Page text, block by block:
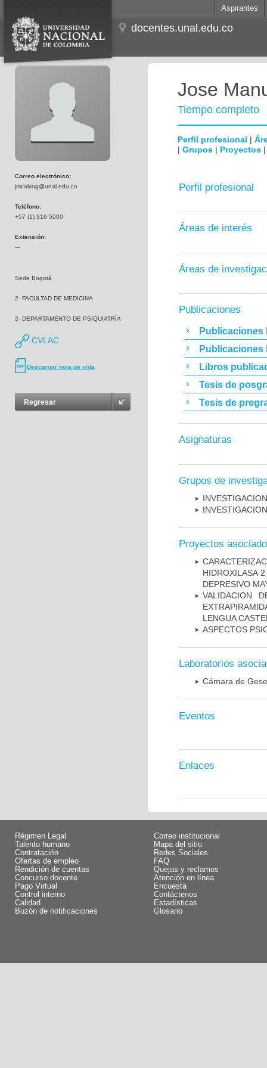
Aspirantes
docentes.unal.edu.co
Correo electrónico:
jmcalvog@unal.edu.co
Teléfono:
+57 (1) 316 5000
Extensión:
---
Sede Bogotá
2- FACULTAD DE MEDICINA
2- DEPARTAMENTO DE PSIQUIATRÍA
CVLAC
Descargar hoja de vida
Regresar
Jose
Tiempo completo
Perfil profesional |
| Grupos | Proyectos
Perfil profesional
Áreas de interés
Áreas de
Publicaciones
Publicaciones
Publicaciones
Libros
Tesis de
Tesis de
Asignaturas
Grupos de
Proyectos
HIDROXILASA
DEPRESIVO
VALIDACION
LENGUA
ASPECTOS
Laboratorios
Cámara de
Eventos
Enlaces
Régimen Legal
Talento humano
Contratación
Ofertas de empleo
Rendición de cuentas
Concurso docente
Pago Virtual
Control interno
Calidad
Buzón de notificaciones
Correo institucional
Mapa del sitio
Redes Sociales
FAQ
Quejas y reclamos
Atención en línea
Encuesta
Contáctenos
Estadísticas
Glosario